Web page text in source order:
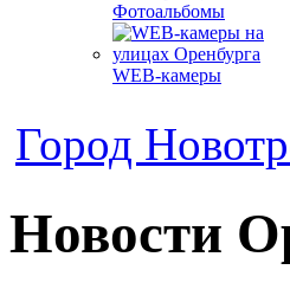
Фотоальбомы
WEB-камеры
Город
Новости